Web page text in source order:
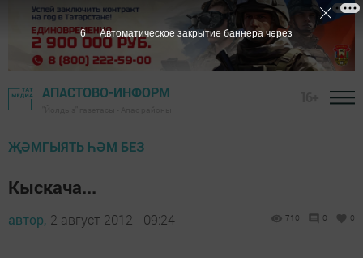
АПАСТОВО-ИНФОРМ
ҖӘМГЫЯТЬ ҺӘМ БЕЗ
Кыскача...
автор, 2 август 2012 - 09:24 710 0 0
5 Автоматическое закрытие баннера через